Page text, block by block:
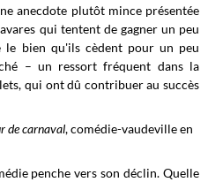
anecdote plutôt mince présentée
qui tentent de gagner un peu
le bien qu'ils cèdent pour un peu
– un ressort fréquent dans la
qui ont dû contribuer au succès
de carnaval, comédie-vaudeville en
penche vers son déclin. Quelle